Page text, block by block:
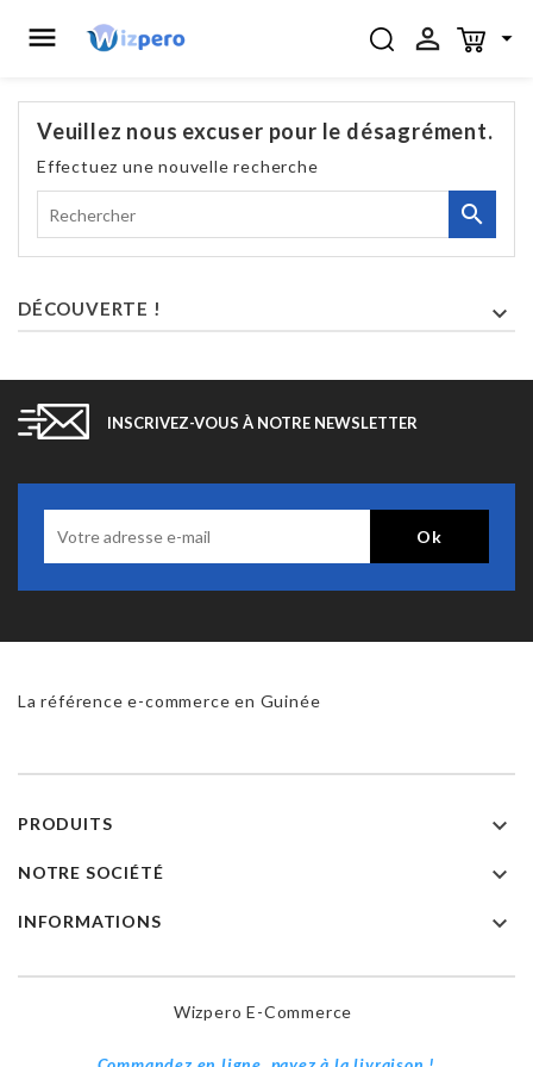
 

Veuillez nous excuser pour le désagrément.
Effectuez une nouvelle recherche

DÉCOUVERTE ! 
INSCRIVEZ-VOUS À NOTRE NEWSLETTER
La référence e-commerce en Guinée
PRODUITS 
NOTRE SOCIÉTÉ 
INFORMATIONS 
Wizpero E-Commerce